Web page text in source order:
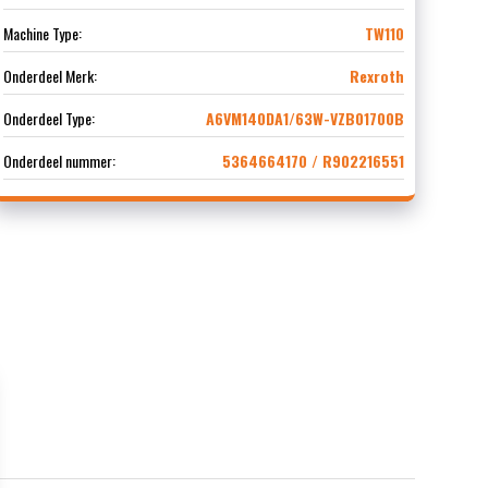
Machine Type:
TW110
Onderdeel Merk:
Rexroth
Onderdeel Type:
A6VM140DA1/63W-VZB01700B
Onderdeel nummer:
5364664170 / R902216551